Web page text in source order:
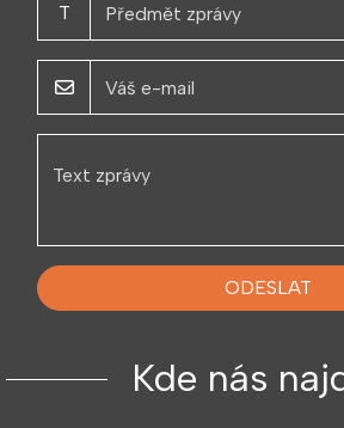
T
ODESLAT
Kde nás